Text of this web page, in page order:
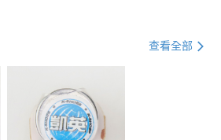
查看全部